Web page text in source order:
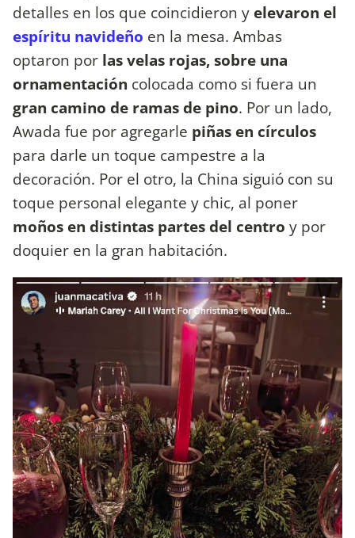
detalles en los que coincidieron y elevaron el
espíritu navideño en la mesa. Ambas
optaron por las velas rojas, sobre una
ornamentación colocada como si fuera un
gran camino de ramas de pino. Por un lado,
Awada fue por agregarle piñas en círculos
para darle un toque campestre a la
decoración. Por el otro, la China siguió con su
toque personal elegante y chic, al poner
moños en distintas partes del centro y por
doquier en la gran habitación.